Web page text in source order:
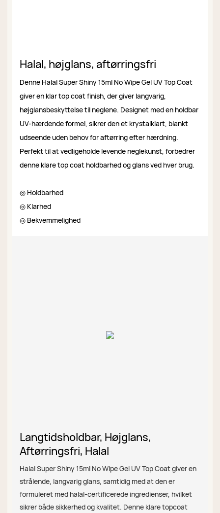
Halal, højglans, aftørringsfri
Denne Halal Super Shiny 15ml No Wipe Gel UV Top Coat
giver en klar top coat finish, der giver langvarig,
højglansbeskyttelse til neglene. Designet med en holdbar
UV-hærdende formel, sikrer den et krystalklart, blankt
udseende uden behov for aftørring efter hærdning.
Perfekt til at vedligeholde levende neglekunst, forbedrer
denne klare top coat holdbarhed og glans ved hver brug.
◎ Holdbarhed
◎ Klarhed
◎ Bekvemmelighed
Langtidsholdbar, Højglans,
Aftørringsfri, Halal
Halal Super Shiny 15ml No Wipe Gel UV Top Coat giver en
strålende, langvarig glans, samtidig med at den er
formuleret med halal-certificerede ingredienser, hvilket
sikrer både sikkerhed og kvalitet. Denne klare topcoat